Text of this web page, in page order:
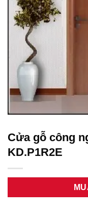
Cửa gỗ công
KD.P1R2E